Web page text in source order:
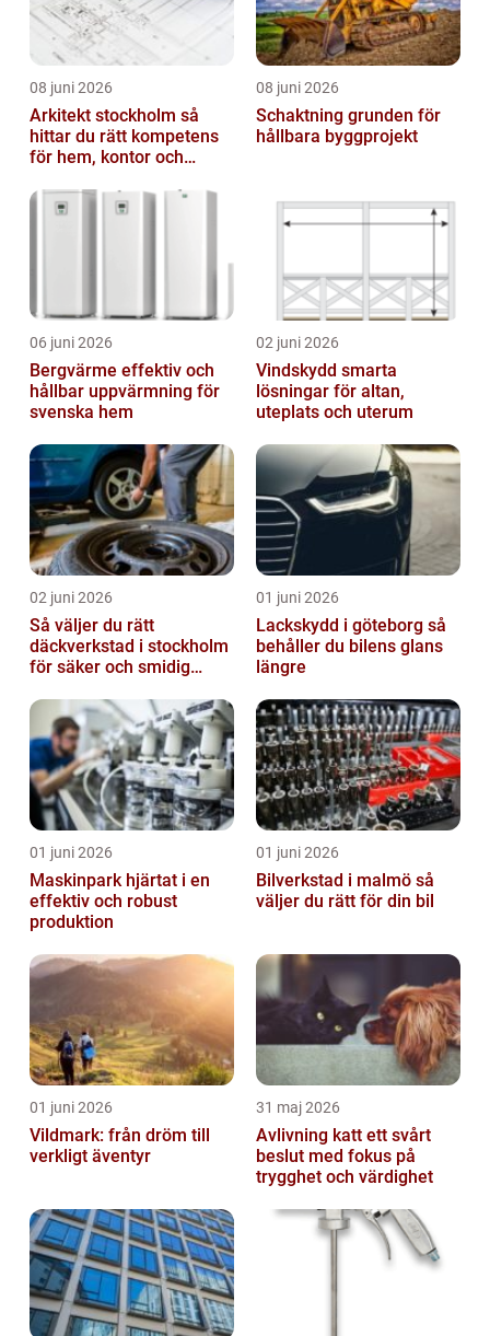
08 juni 2026
Arkitekt stockholm så
hittar du rätt kompetens
för hem, kontor och
08 juni 2026
Schaktning grunden för
hållbara byggprojekt
06 juni 2026
Bergvärme effektiv och
hållbar uppvärmning för
svenska hem
02 juni 2026
Vindskydd smarta
lösningar för altan,
uteplats och uterum
02 juni 2026
Så väljer du rätt
däckverkstad i stockholm
för säker och smidig
01 juni 2026
Lackskydd i göteborg så
behåller du bilens glans
längre
01 juni 2026
Maskinpark hjärtat i en
effektiv och robust
produktion
01 juni 2026
Bilverkstad i malmö så
väljer du rätt för din bil
01 juni 2026
Vildmark: från dröm till
verkligt äventyr
31 maj 2026
Avlivning katt ett svårt
beslut med fokus på
trygghet och värdighet